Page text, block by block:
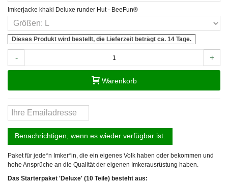
Imkerjacke khaki Deluxe runder Hut - BeeFun®
Dieses Produkt wird bestellt, die Lieferzeit beträgt ca. 14 Tage.
- +
Warenkorb
Benachrichtigen, wenn es wieder verfügbar ist.
Paket für jede*n Imker*in, die ein eigenes Volk haben oder bekommen und
hohe Ansprüche an die Qualität der eigenen Imkerausrüstung haben.
Das Starterpaket 'Deluxe' (10 Teile) besteht aus: